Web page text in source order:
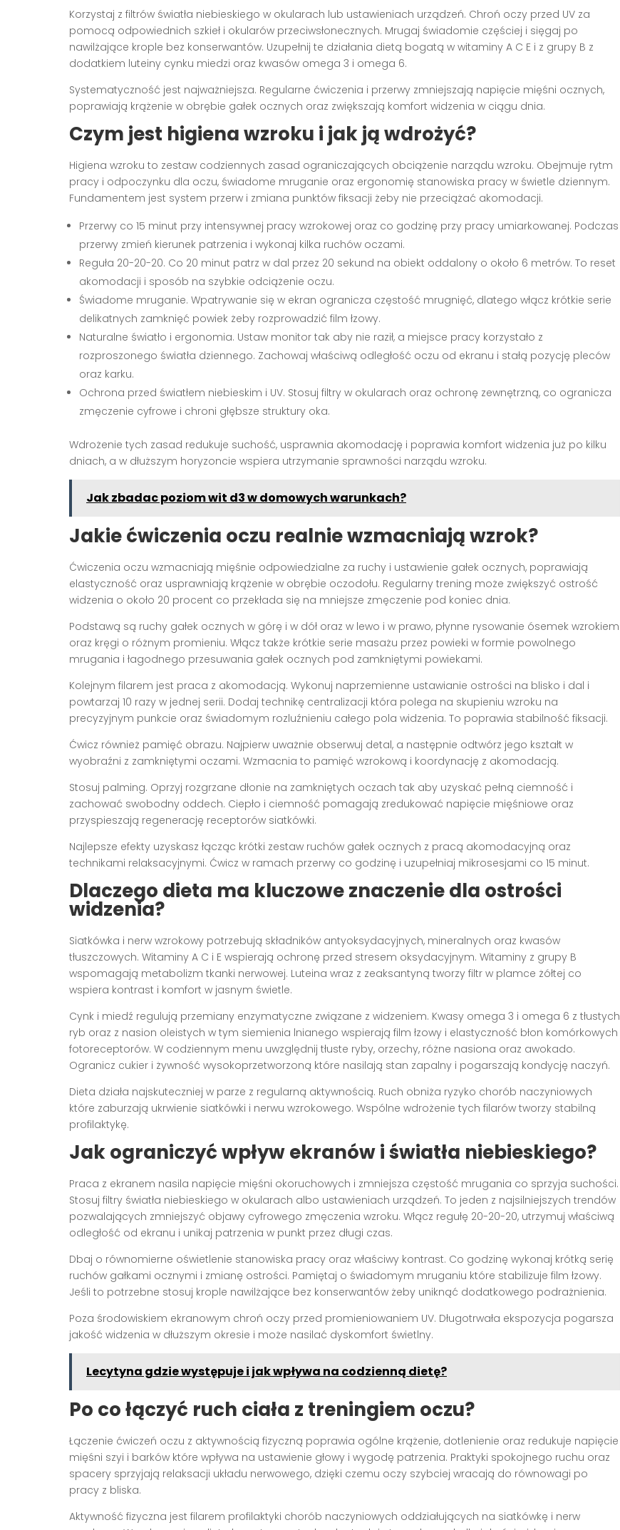
Korzystaj z filtrów światła niebieskiego w okularach lub ustawieniach urządzeń. Chroń oczy przed UV za
pomocą odpowiednich szkieł i okularów przeciwsłonecznych. Mrugaj świadomie częściej i sięgaj po
nawilżające krople bez konserwantów. Uzupełnij te działania dietą bogatą w witaminy A C E i z grupy B z
dodatkiem luteiny cynku miedzi oraz kwasów omega 3 i omega 6.
Systematyczność jest najważniejsza. Regularne ćwiczenia i przerwy zmniejszają napięcie mięśni ocznych,
poprawiają krążenie w obrębie gałek ocznych oraz zwiększają komfort widzenia w ciągu dnia.
Czym jest higiena wzroku i jak ją wdrożyć?
Higiena wzroku to zestaw codziennych zasad ograniczających obciążenie narządu wzroku. Obejmuje rytm
pracy i odpoczynku dla oczu, świadome mruganie oraz ergonomię stanowiska pracy w świetle dziennym.
Fundamentem jest system przerw i zmiana punktów fiksacji żeby nie przeciążać akomodacji.
Przerwy co 15 minut przy intensywnej pracy wzrokowej oraz co godzinę przy pracy umiarkowanej. Podczas
przerwy zmień kierunek patrzenia i wykonaj kilka ruchów oczami.
Reguła 20-20-20. Co 20 minut patrz w dal przez 20 sekund na obiekt oddalony o około 6 metrów. To reset
akomodacji i sposób na szybkie odciążenie oczu.
Świadome mruganie. Wpatrywanie się w ekran ogranicza częstość mrugnięć, dlatego włącz krótkie serie
delikatnych zamknięć powiek żeby rozprowadzić film łzowy.
Naturalne światło i ergonomia. Ustaw monitor tak aby nie raził, a miejsce pracy korzystało z
rozproszonego światła dziennego. Zachowaj właściwą odległość oczu od ekranu i stałą pozycję pleców
oraz karku.
Ochrona przed światłem niebieskim i UV. Stosuj filtry w okularach oraz ochronę zewnętrzną, co ogranicza
zmęczenie cyfrowe i chroni głębsze struktury oka.
Wdrożenie tych zasad redukuje suchość, usprawnia akomodację i poprawia komfort widzenia już po kilku
dniach, a w dłuższym horyzoncie wspiera utrzymanie sprawności narządu wzroku.
Jak zbadac poziom wit d3 w domowych warunkach?
Jakie ćwiczenia oczu realnie wzmacniają wzrok?
Ćwiczenia oczu wzmacniają mięśnie odpowiedzialne za ruchy i ustawienie gałek ocznych, poprawiają
elastyczność oraz usprawniają krążenie w obrębie oczodołu. Regularny trening może zwiększyć ostrość
widzenia o około 20 procent co przekłada się na mniejsze zmęczenie pod koniec dnia.
Podstawą są ruchy gałek ocznych w górę i w dół oraz w lewo i w prawo, płynne rysowanie ósemek wzrokiem
oraz kręgi o różnym promieniu. Włącz także krótkie serie masażu przez powieki w formie powolnego
mrugania i łagodnego przesuwania gałek ocznych pod zamkniętymi powiekami.
Kolejnym filarem jest praca z akomodacją. Wykonuj naprzemienne ustawianie ostrości na blisko i dal i
powtarzaj 10 razy w jednej serii. Dodaj technikę centralizacji która polega na skupieniu wzroku na
precyzyjnym punkcie oraz świadomym rozluźnieniu całego pola widzenia. To poprawia stabilność fiksacji.
Ćwicz również pamięć obrazu. Najpierw uważnie obserwuj detal, a następnie odtwórz jego kształt w
wyobraźni z zamkniętymi oczami. Wzmacnia to pamięć wzrokową i koordynację z akomodacją.
Stosuj palming. Oprzyj rozgrzane dłonie na zamkniętych oczach tak aby uzyskać pełną ciemność i
zachować swobodny oddech. Ciepło i ciemność pomagają zredukować napięcie mięśniowe oraz
przyspieszają regenerację receptorów siatkówki.
Najlepsze efekty uzyskasz łącząc krótki zestaw ruchów gałek ocznych z pracą akomodacyjną oraz
technikami relaksacyjnymi. Ćwicz w ramach przerwy co godzinę i uzupełniaj mikrosesjami co 15 minut.
Dlaczego dieta ma kluczowe znaczenie dla ostrości
widzenia?
Siatkówka i nerw wzrokowy potrzebują składników antyoksydacyjnych, mineralnych oraz kwasów
tłuszczowych. Witaminy A C i E wspierają ochronę przed stresem oksydacyjnym. Witaminy z grupy B
wspomagają metabolizm tkanki nerwowej. Luteina wraz z zeaksantyną tworzy filtr w plamce żółtej co
wspiera kontrast i komfort w jasnym świetle.
Cynk i miedź regulują przemiany enzymatyczne związane z widzeniem. Kwasy omega 3 i omega 6 z tłustych
ryb oraz z nasion oleistych w tym siemienia lnianego wspierają film łzowy i elastyczność błon komórkowych
fotoreceptorów. W codziennym menu uwzględnij tłuste ryby, orzechy, różne nasiona oraz awokado.
Ogranicz cukier i żywność wysokoprzetworzoną które nasilają stan zapalny i pogarszają kondycję naczyń.
Dieta działa najskuteczniej w parze z regularną aktywnością. Ruch obniża ryzyko chorób naczyniowych
które zaburzają ukrwienie siatkówki i nerwu wzrokowego. Wspólne wdrożenie tych filarów tworzy stabilną
profilaktykę.
Jak ograniczyć wpływ ekranów i światła niebieskiego?
Praca z ekranem nasila napięcie mięśni okoruchowych i zmniejsza częstość mrugania co sprzyja suchości.
Stosuj filtry światła niebieskiego w okularach albo ustawieniach urządzeń. To jeden z najsilniejszych trendów
pozwalających zmniejszyć objawy cyfrowego zmęczenia wzroku. Włącz regułę 20-20-20, utrzymuj właściwą
odległość od ekranu i unikaj patrzenia w punkt przez długi czas.
Dbaj o równomierne oświetlenie stanowiska pracy oraz właściwy kontrast. Co godzinę wykonaj krótką serię
ruchów gałkami ocznymi i zmianę ostrości. Pamiętaj o świadomym mruganiu które stabilizuje film łzowy.
Jeśli to potrzebne stosuj krople nawilżające bez konserwantów żeby uniknąć dodatkowego podrażnienia.
Poza środowiskiem ekranowym chroń oczy przed promieniowaniem UV. Długotrwała ekspozycja pogarsza
jakość widzenia w dłuższym okresie i może nasilać dyskomfort świetlny.
Lecytyna gdzie występuje i jak wpływa na codzienną dietę?
Po co łączyć ruch ciała z treningiem oczu?
Łączenie ćwiczeń oczu z aktywnością fizyczną poprawia ogólne krążenie, dotlenienie oraz redukuje napięcie
mięśni szyi i barków które wpływa na ustawienie głowy i wygodę patrzenia. Praktyki spokojnego ruchu oraz
spacery sprzyjają relaksacji układu nerwowego, dzięki czemu oczy szybciej wracają do równowagi po
pracy z bliska.
Aktywność fizyczna jest filarem profilaktyki chorób naczyniowych oddziałujących na siatkówkę i nerw